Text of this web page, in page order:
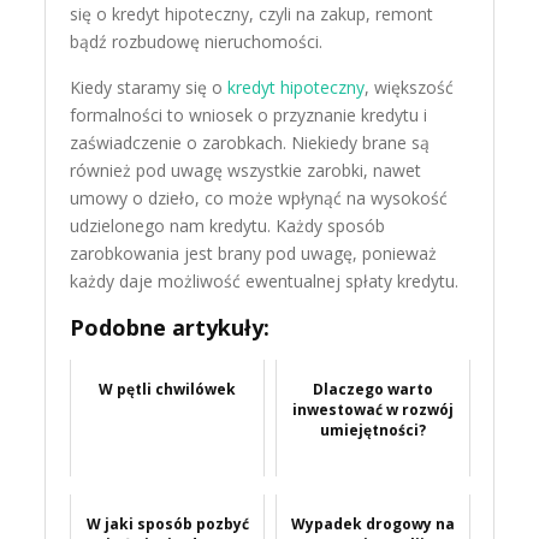
się o kredyt hipoteczny, czyli na zakup, remont
bądź rozbudowę nieruchomości.
Kiedy staramy się okredyt hipoteczny, większość
formalności to wniosek o przyznanie kredytu i
zaświadczenie o zarobkach. Niekiedy brane są
również pod uwagę wszystkie zarobki, nawet
umowy o dzieło, co może wpłynąć na wysokość
udzielonego nam kredytu. Każdy sposób
zarobkowania jest brany pod uwagę, ponieważ
każdy daje możliwość ewentualnej spłaty kredytu.
Podobne artykuły:
W pętli chwilówek
Dlaczego warto
inwestować w rozwój
umiejętności?
W jaki sposób pozbyć
Wypadek drogowy na